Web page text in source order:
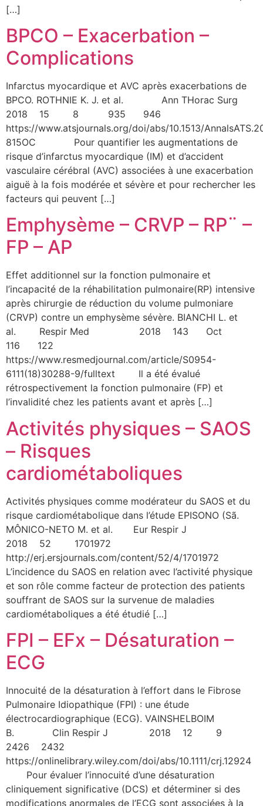
[…]
BPCO – Exacerbation –
Complications
Infarctus myocardique et AVC après exacerbations de
BPCO. ROTHNIE K. J. et al. Ann THorac Surg
2018 15 8 935 946
https://www.atsjournals.org/doi/abs/10.1513/
815OC Pour quantifier les augmentations de
risque d’infarctus myocardique (IM) et d’accident
vasculaire cérébral (AVC) associées à une exacerbation
aiguë à la fois modérée et sévère et pour rechercher les
facteurs qui peuvent […]
Emphysème – CRVP – RP¨ –
FP – AP
Effet additionnel sur la fonction pulmonaire et
l’incapacité de la réhabilitation pulmonaire(RP) intensive
après chirurgie de réduction du volume pulmoniare
(CRVP) contre un emphysème sévère. BIANCHI L. et
al. Respir Med 2018 143 Oct
116 122
https://www.resmedjournal.com/article/S0954-
6111(18)30288-9/fulltext Il a été évalué
rétrospectivement la fonction pulmonaire (FP) et
l’invalidité chez les patients avant et après […]
Activités physiques – SAOS
– Risques
cardiométaboliques
Activités physiques comme modérateur du SAOS et du
risque cardiométabolique dans l’étude EPISONO (Sã.
MÔNICO-NETO M. et al. Eur Respir J
2018 52 1701972
http://erj.ersjournals.com/content/52/4/1701972
L’incidence du SAOS en relation avec l’activité physique
et son rôle comme facteur de protection des patients
souffrant de SAOS sur la survenue de maladies
cardiométaboliques a été étudié […]
FPI – EFx – Désaturation –
ECG
Innocuité de la désaturation à l’effort dans le Fibrose
Pulmonaire Idiopathique (FPI) : une étude
électrocardiographique (ECG). VAINSHELBOIM
B. Clin Respir J 2018 12 9
2426 2432
https://onlinelibrary.wiley.com/doi/abs/10.1111/crj.12924
Pour évaluer l’innocuité d’une désaturation
cliniquement significative (DCS) et déterminer si des
modifications anormales de l’ECG sont associées à la